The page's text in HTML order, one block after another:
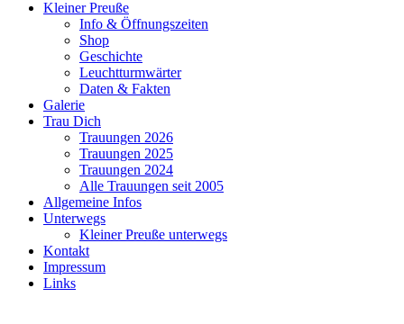
Kleiner Preuße
Info & Öffnungszeiten
Shop
Geschichte
Leuchtturmwärter
Daten & Fakten
Galerie
Trau Dich
Trauungen 2026
Trauungen 2025
Trauungen 2024
Alle Trauungen seit 2005
Allgemeine Infos
Unterwegs
Kleiner Preuße unterwegs
Kontakt
Impressum
Links